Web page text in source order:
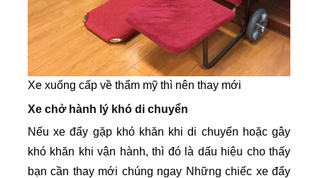
Xe xuống cấp về thẩm mỹ thì nên thay mới
Xe chở hành lý khó di chuyển
Nếu xe đẩy gặp khó khăn khi di chuyển hoặc gây
khó khăn khi vận hành, thì đó là dấu hiệu cho thấy
bạn cần thay mới chúng ngay Những chiếc xe đẩy